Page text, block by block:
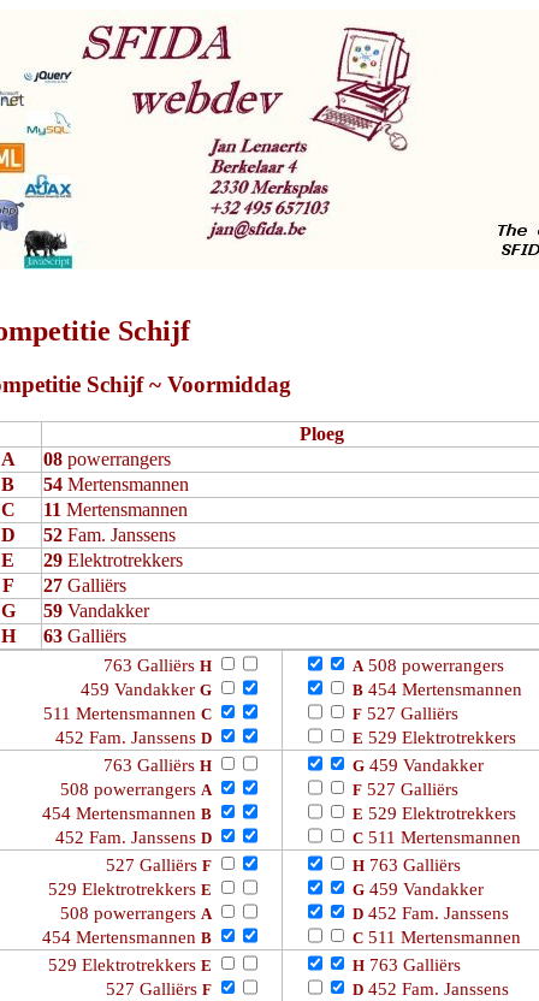
Schijf
Schijf ~ Voormiddag
Ploeg
A
08 powerrangers
B
54 Mertensmannen
C
11 Mertensmannen
D
52 Fam. Janssens
E
29 Elektrotrekkers
F
27 Galliërs
G
59 Vandakker
H
63 Galliërs
763 Galliërs H
459 Vandakker G
511 Mertensmannen C
452 Fam. Janssens D
A 508 powerrangers
B 454 Mertensmannen
F 527 Galliërs
E 529 Elektrotrekkers
763 Galliërs H
508 powerrangers A
454 Mertensmannen B
452 Fam. Janssens D
G 459 Vandakker
F 527 Galliërs
E 529 Elektrotrekkers
C 511 Mertensmannen
527 Galliërs F
529 Elektrotrekkers E
508 powerrangers A
454 Mertensmannen B
H 763 Galliërs
G 459 Vandakker
D 452 Fam. Janssens
C 511 Mertensmannen
529 Elektrotrekkers E
527 Galliërs F
H 763 Galliërs
D 452 Fam. Janssens